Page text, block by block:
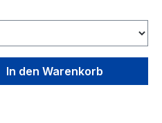
den
In den Warenkorb